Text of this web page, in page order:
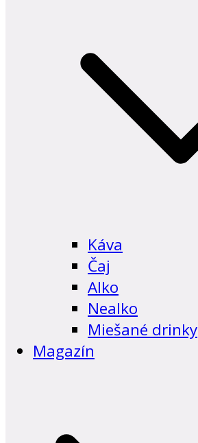
Káva
Čaj
Alko
Nealko
Miešané drinky
Magazín